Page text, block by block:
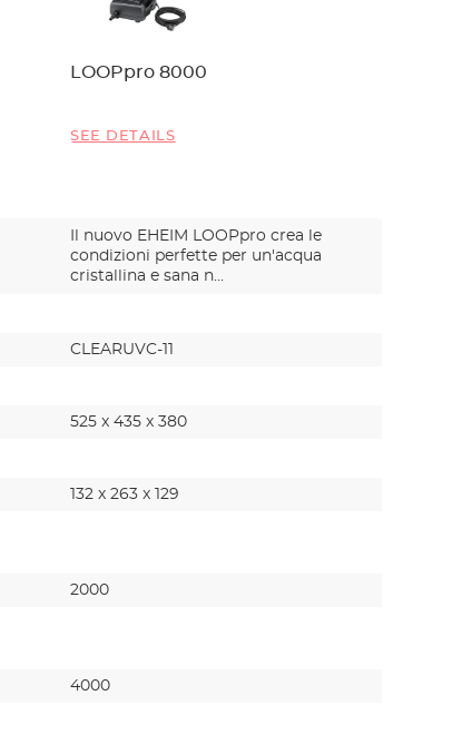
LOOPpro 8000
SEE DETAILS
Il nuovo EHEIM LOOPpro crea le
condizioni perfette per un'acqua
cristallina e sana n…
CLEARUVC-11
525 x 435 x 380
132 x 263 x 129
2000
4000